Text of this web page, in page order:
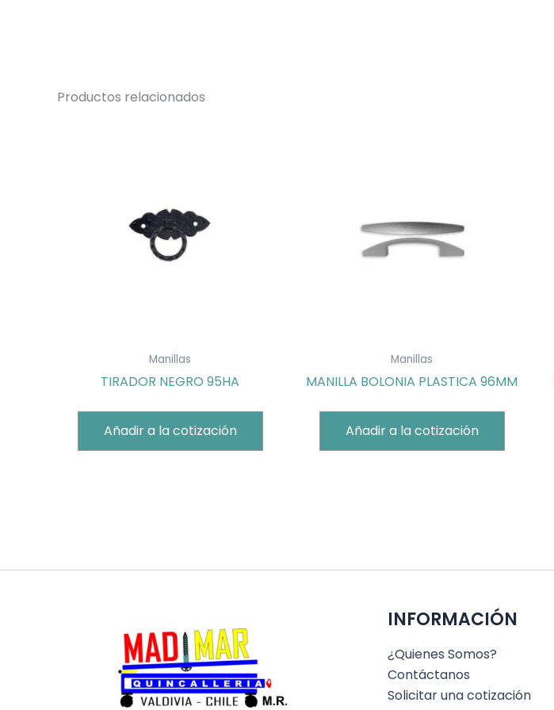
Productos relacionados
Manillas
TIRADOR NEGRO 95HA
Añadir a la cotización
Manillas
MANILLA BOLONIA PLASTICA 96MM
Añadir a la cotización
INFORMACIÓN
¿Quienes Somos?
Contáctanos
Solicitar una cotización